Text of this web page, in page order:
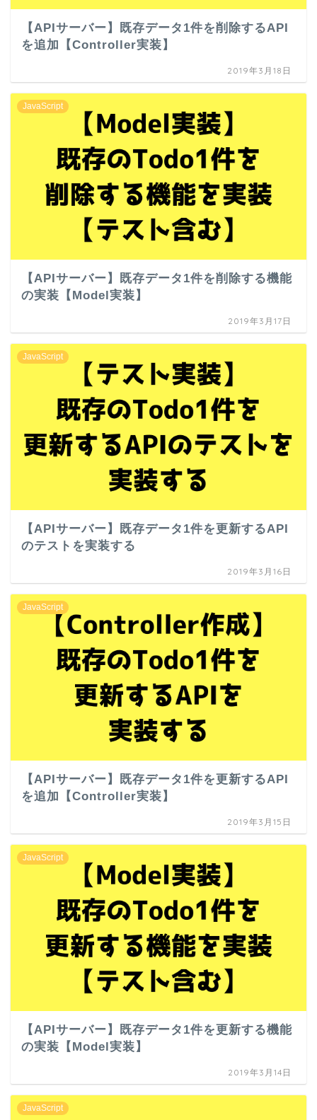
【APIサーバー】既存データ1件を削除するAPI
を追加【Controller実装】
2019年3月18日
JavaScript
【APIサーバー】既存データ1件を削除する機能
の実装【Model実装】
2019年3月17日
JavaScript
【APIサーバー】既存データ1件を更新するAPI
のテストを実装する
2019年3月16日
JavaScript
【APIサーバー】既存データ1件を更新するAPI
を追加【Controller実装】
2019年3月15日
JavaScript
【APIサーバー】既存データ1件を更新する機能
の実装【Model実装】
2019年3月14日
JavaScript